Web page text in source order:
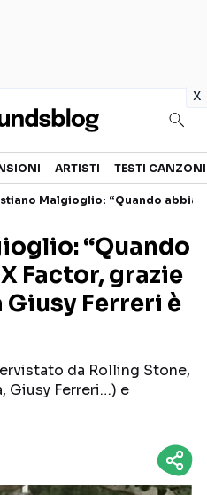
x
TESTI CANZONI
TOUR ED EVENTI
TALENT SHOW
ARTISTI TESTI CANZONI
Malgioglio: “Quando
“Quando
Factor, grazie
Giusy Ferreri è
da Rolling Stone,
Giusy Ferreri…) e